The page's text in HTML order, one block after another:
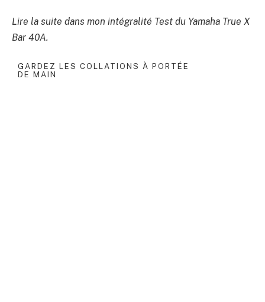
Lire la suite dans mon intégralité Test du Yamaha True X
Bar 40A.
GARDEZ LES COLLATIONS À PORTÉE
DE MAIN